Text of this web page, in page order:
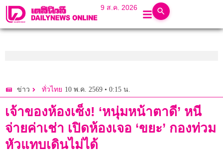
9 ส.ค. 2026
ข่าว ทั่วไทย 10 พ.ค. 2569 • 0:15 น.
เจ้าของห้องเซ็ง! ‘หนุ่มหน้าตาดี’ หนี
จ่ายค่าเช่า เปิดห้องเจอ ‘ขยะ’ กองท่วม
หัวแทบเดินไม่ได้